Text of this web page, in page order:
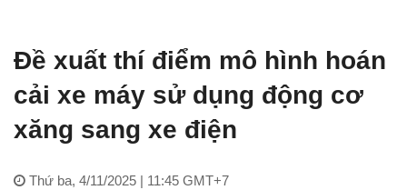
Đề xuất thí điểm mô hình hoán
cải xe máy sử dụng động cơ
xăng sang xe điện
Thứ ba, 4/11/2025 | 11:45 GMT+7